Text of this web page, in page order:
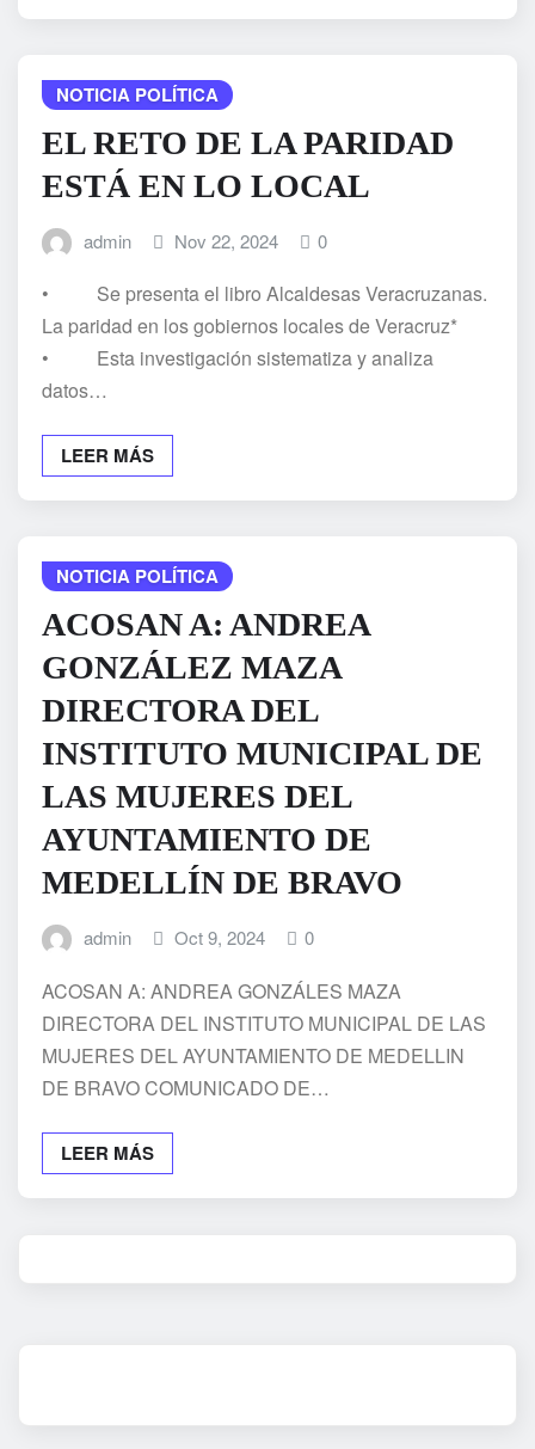
NOTICIA POLÍTICA
EL RETO DE LA PARIDAD
ESTÁ EN LO LOCAL
admin Nov 22, 2024 0
• Se presenta el libro Alcaldesas Veracruzanas.
La paridad en los gobiernos locales de Veracruz*
• Esta investigación sistematiza y analiza
datos…
LEER MÁS
NOTICIA POLÍTICA
ACOSAN A: ANDREA
GONZÁLEZ MAZA
DIRECTORA DEL
INSTITUTO MUNICIPAL DE
LAS MUJERES DEL
AYUNTAMIENTO DE
MEDELLÍN DE BRAVO
admin Oct 9, 2024 0
ACOSAN A: ANDREA GONZÁLES MAZA
DIRECTORA DEL INSTITUTO MUNICIPAL DE LAS
MUJERES DEL AYUNTAMIENTO DE MEDELLIN
DE BRAVO COMUNICADO DE…
LEER MÁS